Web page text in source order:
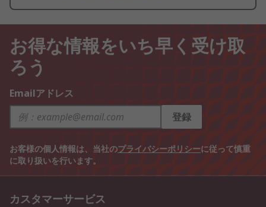
お得な情報をいち早く受け取
ろう
Emailアドレス
登録
お客様の個人情報は、当社のプライバシーポリシーに従って慎重
に取り扱いを行います。
カスタマーサービス